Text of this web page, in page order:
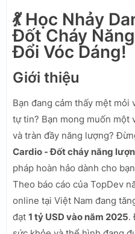
💃 Học Nhảy
Đốt Cháy
Đổi Vóc Dáng!
Giới thiệu
Bạn đang cảm thấy mệt
tự tin? Bạn mong muốn một
và tràn đầy năng lượng?
Cardio - Đốt cháy năng
pháp hoàn hảo dành cho
Theo báo cáo của TopDev
online tại Việt Nam đang
đạt 1 tỷ USD vào năm 2025.